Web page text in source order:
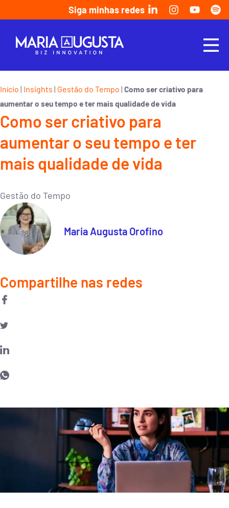
Siga minhas redes
Início | Insights | Gestão do Tempo | Como ser criativo para
aumentar o seu tempo e ter mais qualidade de vida
Como ser criativo para
aumentar o seu tempo e ter
mais qualidade de vida
Gestão do Tempo
Maria Augusta Orofino
Compartilhe nas redes